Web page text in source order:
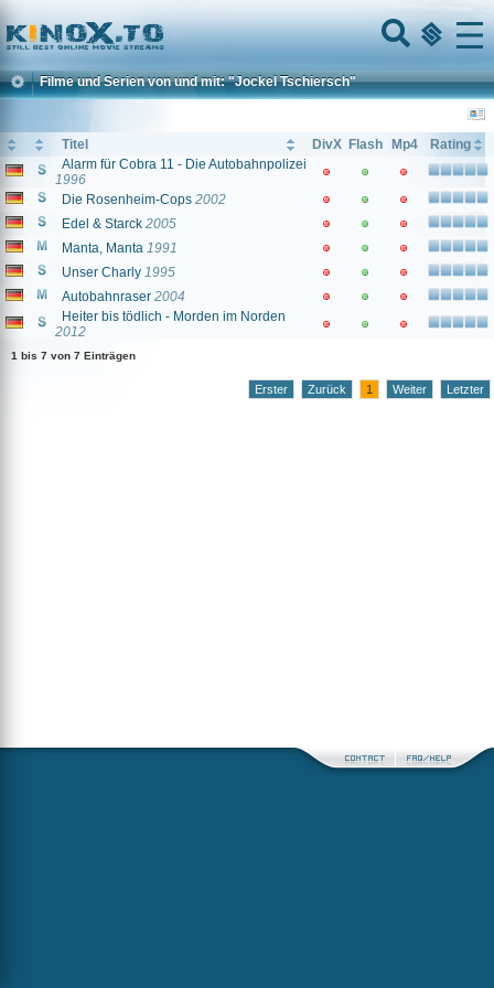
Home
Menu
Filme und Serien von und mit: "Jockel Tschiersch"
Titel DivX Flash Mp4
Rating
Alarm für Cobra 11 - Die Autobahnpolizei
1996
Die Rosenheim-Cops 2002
Edel & Starck 2005
Manta, Manta 1991
Unser Charly 1995
Autobahnraser 2004
Heiter bis tödlich - Morden im Norden
2012
1 bis 7 von 7 Einträgen
Erster Zurück 1 Weiter Letzter